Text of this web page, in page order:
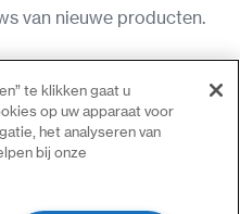
van nieuwe producten.
te klikken gaat u
op uw apparaat voor
het analyseren van
bij onze